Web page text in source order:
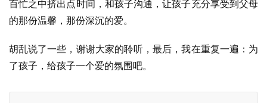
百忙之中挤出点时间，和孩子沟通，让孩子充分享受到父母
的那份温馨，那份深沉的爱。
胡乱说了一些，谢谢大家的聆听，最后，我在重复一遍：为
了孩子，给孩子一个爱的氛围吧。